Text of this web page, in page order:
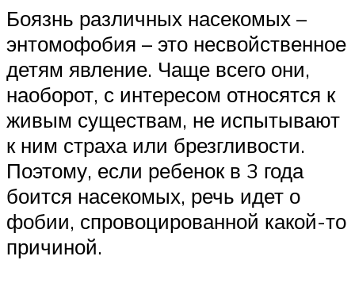
Боязнь различных насекомых –
энтомофобия – это несвойственное
детям явление. Чаще всего они,
наоборот, с интересом относятся к
живым существам, не испытывают
к ним страха или брезгливости.
Поэтому, если ребенок в 3 года
боится насекомых, речь идет о
фобии, спровоцированной какой-то
причиной.